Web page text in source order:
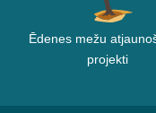
Ēdenes mežu
projekti